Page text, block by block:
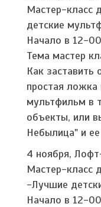
Мастер-класс
детские
Начало в 12-
Тема мастер
Как
простая
мультфильм в
объекты, или
Небылица" и
4 ноября,
Мастер-класс
-Лучшие
Начало в 12-